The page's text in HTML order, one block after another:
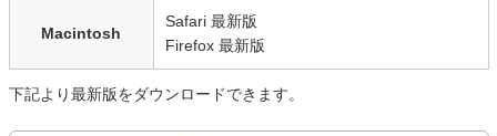
Macintosh
Safari 最新版
Firefox 最新版
下記より最新版をダウンロードできます。